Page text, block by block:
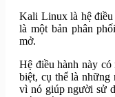
Kali Linux là hệ điều
là một bản phân
mở.
Hệ điều hành này
biệt, cụ thể là những
vì nó giúp người sử